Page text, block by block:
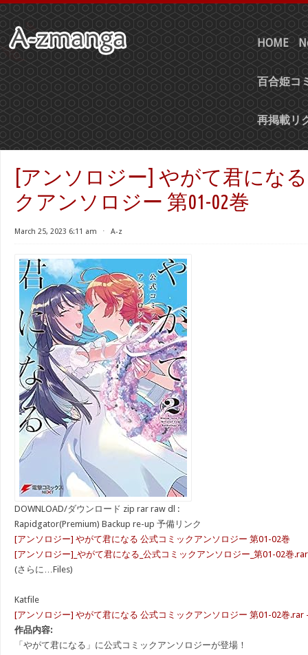
HOME
百合姫コ
再掲載リ
[アンソロジー] やがて君にな
クアンソロジー 第01-02巻
March 25, 2023 6:11 am ⋅ A-z
DOWNLOAD/ダウンロード zip rar raw dl :
Rapidgator(Premium) Backup re-up 予備リンク
[アンソロジー] やがて君になる 公式コミックアンソロジー 第01-02巻
[アンソロジー]_やがて君になる_公式コミックアンソロジー_第01-02巻.rar
(さらに…Files)
Katfile
[アンソロジー] やがて君になる 公式コミックアンソロジー 第01-02巻.rar
作品内容:
「やがて君になる」に公式コミックアンソロジーが登場！